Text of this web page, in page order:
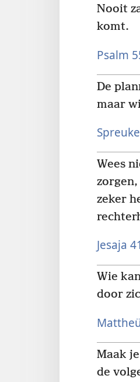
Nooit
komt.
Psalm
De
maar
Wees
zeker
Jesaja
Wie
door
Maak
de